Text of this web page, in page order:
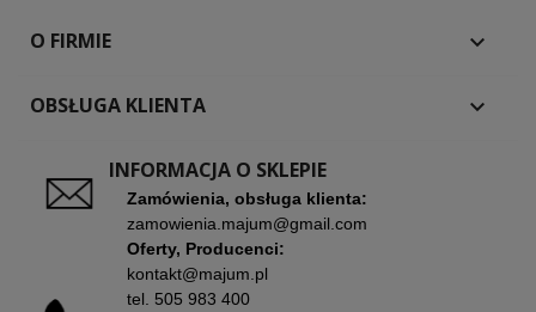
O FIRMIE 
OBSŁUGA KLIENTA 
INFORMACJA O SKLEPIE
Zamówienia, obsługa klienta:
zamowienia.majum@gmail.com
Oferty, Producenci:
kontakt@majum.pl
tel. 505 983 400